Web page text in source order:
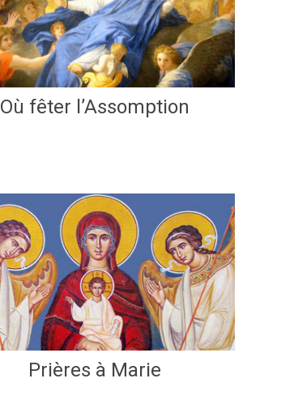
Où fêter l’Assomption
Prières à Marie